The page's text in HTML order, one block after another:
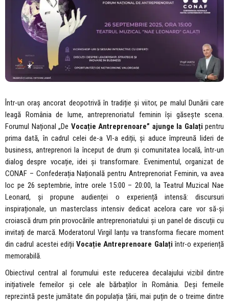
Într-un oraș ancorat deopotrivă în tradiție și viitor, pe malul Dunării care
leagă România de lume, antreprenoriatul feminin își găsește scena.
Forumul Național „De Vocație Antreprenoare” ajunge la Galați pentru
prima dată, în cadrul celei de-a VI-a ediții, și aduce împreună lideri de
business, antreprenori la început de drum și comunitatea locală, într-un
dialog despre vocație, idei și transformare. Evenimentul, organizat de
CONAF – Confederația Națională pentru Antreprenoriat Feminin, va avea
loc pe 26 septembrie, între orele 15:00 – 20:00, la Teatrul Muzical Nae
Leonard, și propune audienței o experiență intensă: discursuri
inspiraționale, un masterclass intensiv dedicat acelora care vor să-și
croiască drum prin provocările antreprenoriatului și un panel de discuții cu
invitați de marcă. Moderatorul Virgil Ianțu va transforma fiecare moment
din cadrul acestei ediții Vocație Antreprenoare Galați într-o experiență
memorabilă.
Obiectivul central al forumului este reducerea decalajului vizibil dintre
inițiativele femeilor și cele ale bărbaților în România. Deși femeile
reprezintă peste jumătate din populația țării, mai puțin de o treime dintre